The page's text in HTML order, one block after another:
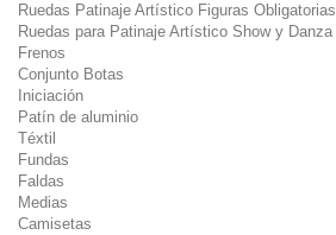
Ruedas Patinaje Artístico Figuras Obligatorias
Ruedas para Patinaje Artístico Show y Danza
Frenos
Conjunto Botas
Iniciación
Patín de aluminio
Téxtil
Fundas
Faldas
Medias
Camisetas